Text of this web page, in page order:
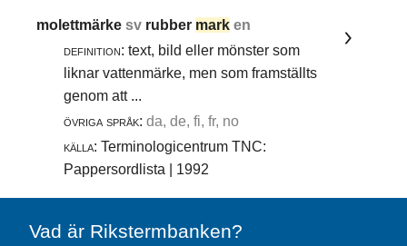
molettmärkesv rubber mark en
definition: text, bild eller mönster som
liknar vattenmärke, men som framställts
genom att ...
övriga språk: da, de, fi, fr, no
källa: Terminologicentrum TNC:
Pappersordlista | 1992
Vad är Rikstermbanken?